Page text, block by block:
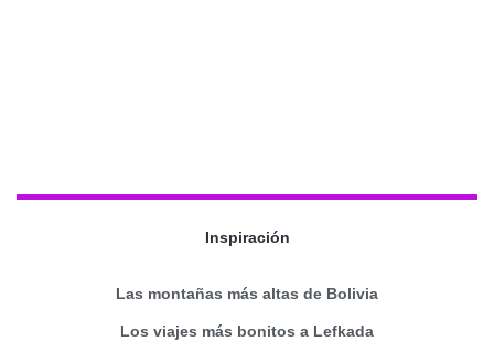
Inspiración
Las montañas más altas de Bolivia
Los viajes más bonitos a Lefkada